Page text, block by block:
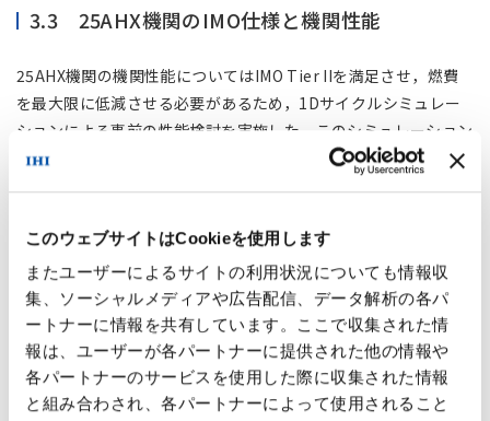
このウェブサイトはCookieを使用します
またユーザーによるサイトの利用状況についても情報収
集、ソーシャルメディアや広告配信、データ解析の各パ
ートナーに情報を共有しています。ここで収集された情
報は、ユーザーが各パートナーに提供された他の情報や
各パートナーのサービスを使用した際に収集された情報
と組み合わされ、各パートナーによって使用されること
3.3 25AHX機関のIMO仕様と機関性能
25AHX機関の機関性能についてはIMO Tier IIを満足させ，燃費
を最大限に低減させる必要があるため，1Dサイクルシミュレー
ションによる事前の性能検討を実施した．このシミュレーション
により得られたNO
は実測値との誤差が大きく，正当な評価が難
した評価( 3 )を参考にNOⅹ低減の方向付けを実施した．
また，前述したようにミラーサイクルの機関において懸念される
低負荷運転時のシリンダ内に充填される空気量不足を改善するた
め，VIVT機構により低負荷運転時（負荷率25％）にシリンダ内
に最も多く空気が充填される吸気弁タイミングに切り替え，燃焼
の改善を図る．この低負荷運転時に最適となる条件（空気過剰率